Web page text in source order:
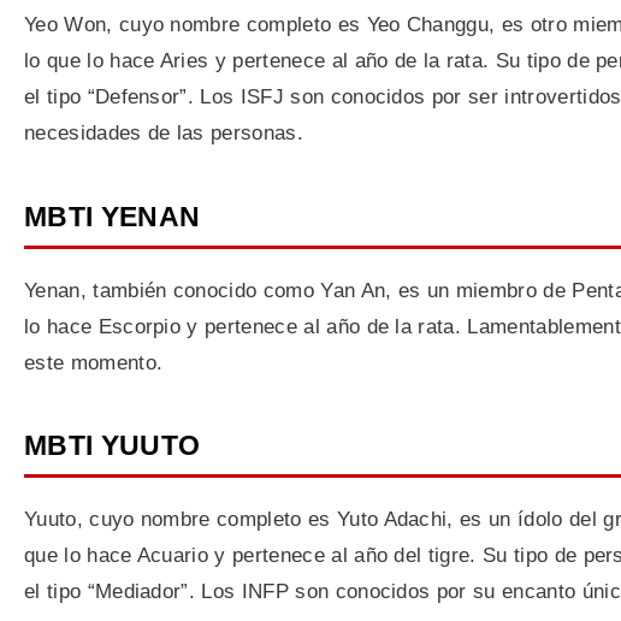
Yeo Won, cuyo nombre completo es Yeo Changgu, es otro
lo que lo hace Aries y pertenece al año de la rata. Su tipo de
el tipo “Defensor”. Los ISFJ son conocidos por ser
necesidades de las personas.
MBTI YENAN
Yenan, también conocido como Yan An, es un miembro de
lo hace Escorpio y pertenece al año de la rata.
este momento.
MBTI YUUTO
Yuuto, cuyo nombre completo es Yuto Adachi, es un ídolo del
que lo hace Acuario y pertenece al año del tigre. Su tipo de
el tipo “Mediador”. Los INFP son conocidos por su encanto